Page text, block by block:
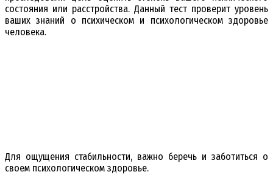
состояния или расстройства. Данный тест проверит уровень
ваших знаний о психическом и психологическом здоровье
человека.
Для ощущения стабильности, важно беречь и заботиться о
своем психологическом здоровье.